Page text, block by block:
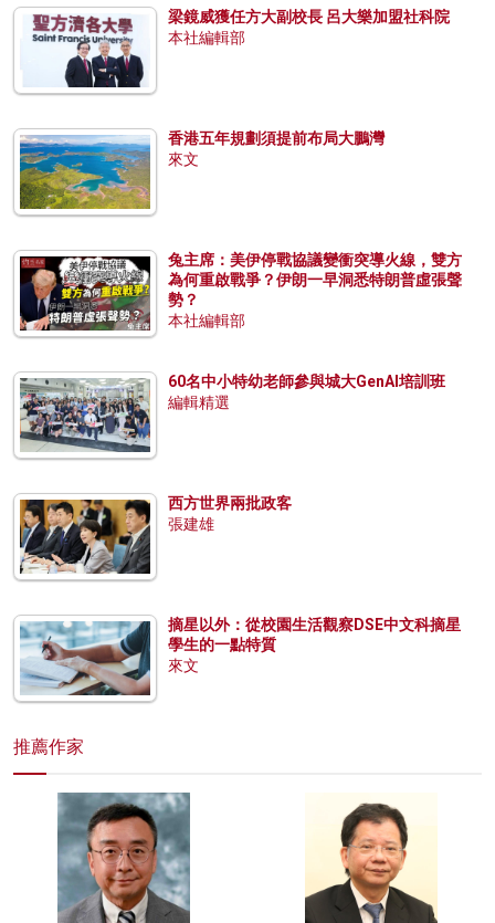
梁鏡威獲任方大副校長 呂大樂加盟社科院
本社編輯部
香港五年規劃須提前布局大鵬灣
來文
兔主席：美伊停戰協議變衝突導火線，雙方
為何重啟戰爭？伊朗一早洞悉特朗普虛張聲
勢？
本社編輯部
60名中小特幼老師參與城大GenAI培訓班
編輯精選
西方世界兩批政客
張建雄
摘星以外：從校園生活觀察DSE中文科摘星
學生的一點特質
來文
推薦作家